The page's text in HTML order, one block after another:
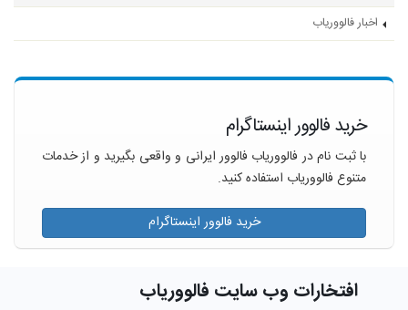
اخبار فالووریاب
خرید فالوور اینستاگرام
با ثبت نام در فالووریاب فالوور ایرانی و واقعی بگیرید و از خدمات
متنوع فالووریاب استفاده کنید.
خرید فالوور اینستاگرام
افتخارات وب سایت فالووریاب